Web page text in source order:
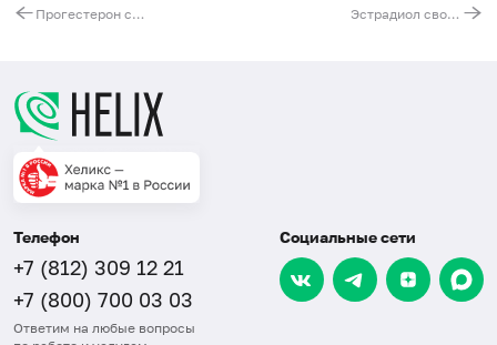
Прогестерон свободный в слюне, ВЭЖХ Эстрадиол свободный в слюне, ВЭЖХ
Телефон
+7 (812) 309 12 21
+7 (800) 700 03 03
Ответим на любые вопросы
Социальные сети